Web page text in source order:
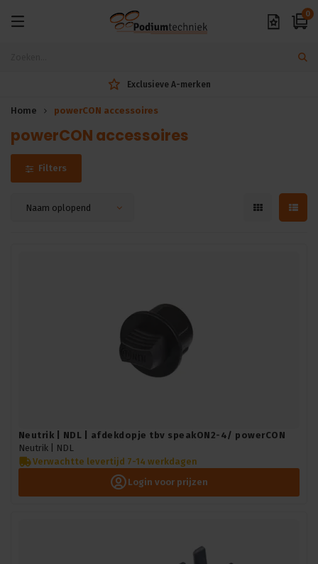
0
Exclusieve A-merken
Home powerCON accessoires
powerCON accessoires
Filters
Naam oplopend
Neutrik | NDL | afdekdopje tbv speakON2-4/ powerCON
Neutrik |
NDL
Verwachtte levertijd 7-14 werkdagen
Login voor prijzen